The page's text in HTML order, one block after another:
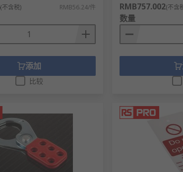
足不同场景耐用需求
、多尘等恶劣工业环境
警示语及安全图案
储罐装卸作业区、化工泵浦停机维护点。
电线路检修点、新能源电池生产车间。
、焊接生产线停机维护、流水线设备保养点。
区、电梯安装调试工位、脚手架搭建警示区。
电设备维护区、站台屏蔽门检修点。
备管控区、配料罐阀门锁定、包装生产线维护点。
(不含税) RMB56.24/件
添加
比较
RMB757.002(不含
数量